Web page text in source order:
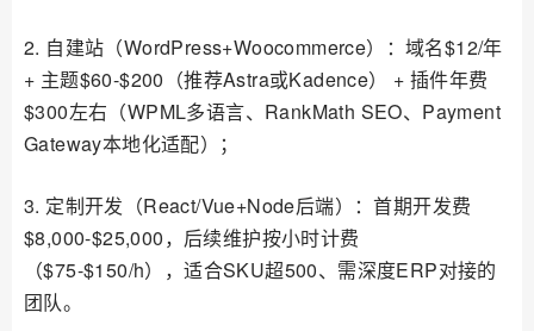
2. 自建站（WordPress+Woocommerce）：域名$12/年
+ 主题$60-$200（推荐Astra或Kadence） + 插件年费
$300左右（WPML多语言、RankMath SEO、Payment
Gateway本地化适配）；
3. 定制开发（React/Vue+Node后端）：首期开发费
$8,000-$25,000，后续维护按小时计费
（$75-$150/h），适合SKU超500、需深度ERP对接的
团队。